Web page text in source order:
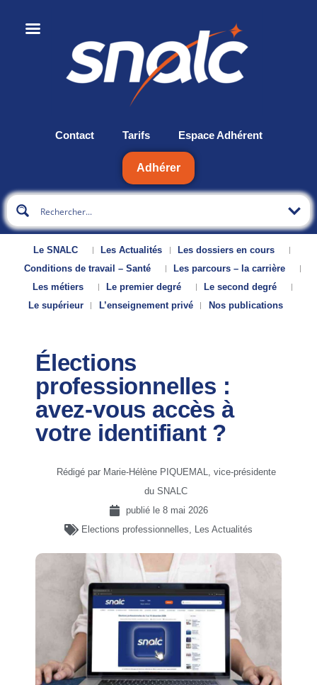
Contact Tarifs Espace Adhérent
Adhérer
Le SNALC Les Actualités
Les dossiers en cours
Conditions de travail – Santé
Les parcours – la carrière
Les métiers
Le premier degré
Le second degré
Le supérieur
L’enseignement privé Nos publications
Élections
professionnelles :
avez-vous accès à
votre identifiant ?
Rédigé par Marie-Hélène PIQUEMAL, vice-présidente
du SNALC
publié le 8 mai 2026
Elections professionnelles, Les Actualités